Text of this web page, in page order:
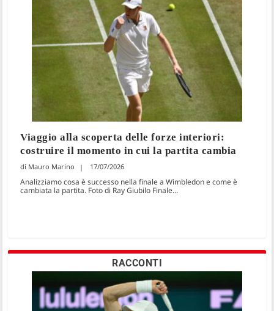
Viaggio alla scoperta delle forze interiori:
costruire il momento in cui la partita cambia
Mauro Marino 17/07/2026
Analizziamo cosa è successo nella finale a Wimbledon e come è
cambiata la partita. Foto di Ray Giubilo Finale...
RACCONTI